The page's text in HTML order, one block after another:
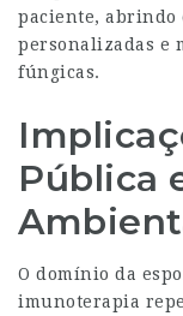
paciente, abrindo
personalizadas e
fúngicas.
Pública
O domínio da
imunoterapia